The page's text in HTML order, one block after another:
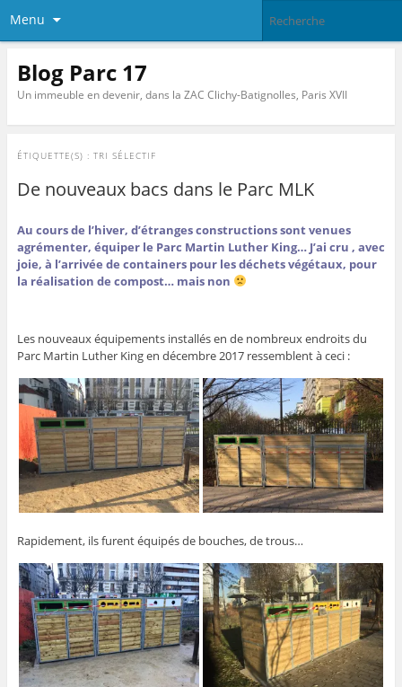
Menu
Blog Parc 17
Un immeuble en devenir, dans la ZAC Clichy-Batignolles, Paris XVII
ÉTIQUETTE(S) : TRI SÉLECTIF
De nouveaux bacs dans le Parc MLK
Au cours de l’hiver, d’étranges constructions sont venues
agrémenter, équiper le Parc Martin Luther King… J’ai cru , avec
joie, à l’arrivée de containers pour les déchets végétaux, pour
la réalisation de compost… mais non
Les nouveaux équipements installés en de nombreux endroits du
Parc Martin Luther King en décembre 2017 ressemblent à ceci :
Rapidement, ils furent équipés de bouches, de trous…